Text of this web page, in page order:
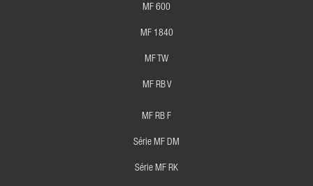
MF 600
MF 1840
MF TW
MF RB V
MF RB F
Série MF DM
Série MF RK